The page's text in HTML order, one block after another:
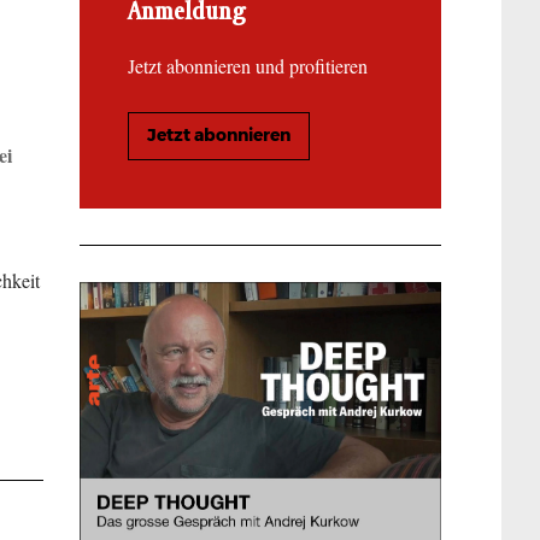
Anmeldung
Jetzt abonnieren und profitieren
Jetzt abonnieren